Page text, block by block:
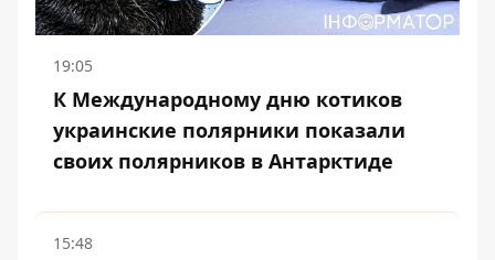
19:05
К Международному дню котиков
украинские полярники показали
своих полярников в Антарктиде
15:48